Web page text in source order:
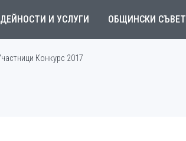
ДЕЙНОСТИ И УСЛУГИ ОБЩИНСКИ СЪВЕТ
Конкурс 2017